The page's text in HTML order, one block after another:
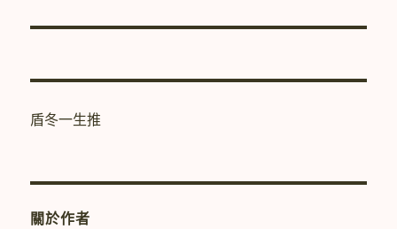
篇
章:
盾冬一生推
關於作者